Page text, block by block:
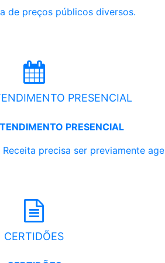
de preços públicos diversos.
PRESENCIAL
PRESENCIAL
precisa ser previamente
CERTIDÕES